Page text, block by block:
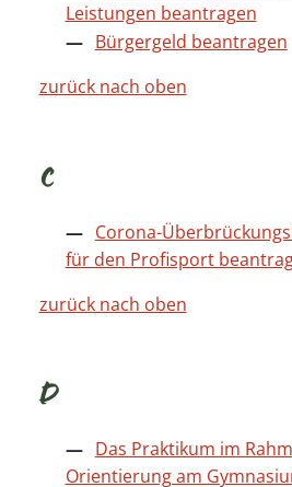
Leistungen beantragen
Bürgergeld beantragen
zurück nach oben
C
Corona-
für den Profisport
zurück nach oben
D
Das Praktikum im
Orientierung am